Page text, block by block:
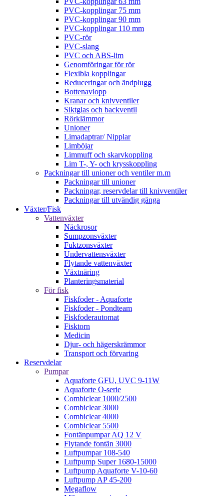
PVC-kopplingar 75 mm
PVC-kopplingar 90 mm
PVC-kopplingar 110 mm
PVC-rör
PVC-slang
PVC och ABS-lim
Genomföringar för rör
Flexibla kopplingar
Reduceringar och ändplugg
Bottenavlopp
Kranar och knivventiler
Siktglas och backventil
Rörklämmor
Unioner
Limadaptrar/ Nipplar
Limböjar
Limmuff och skarvkoppling
Lim T-, Y- och krysskoppling
Packningar till unioner och ventiler m.m
Packningar till unioner
Packningar, reservdelar till knivventiler
Packningar till utvändig gänga
Växter/Fisk
Vattenväxter
Näckrosor
Sumpzonsväxter
Fuktzonsväxter
Undervattensväxter
Flytande vattenväxter
Växtnäring
Planteringsmaterial
För fisk
Fiskfoder - Aquaforte
Fiskfoder - Pondteam
Fiskfoderautomat
Fisktorn
Medicin
Djur- och hägerskrämmor
Transport och förvaring
Reservdelar
Pumpar
Aquaforte GFU, UVC 9-11W
Aquaforte O-serie
Combiclear 1000/2500
Combiclear 3000
Combiclear 4000
Combiclear 5500
Fontänpumpar AQ 12 V
Flytande fontän 3000
Luftpumpar 108-540
Luftpump Super 1680-15000
Luftpump Aquaforte V-10-60
Luftpump AP 45-200
Megaflow